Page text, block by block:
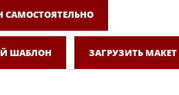
САМОСТОЯТЕЛЬНО
ШАБЛОН ЗАГРУЗИТЬ МАКЕТ